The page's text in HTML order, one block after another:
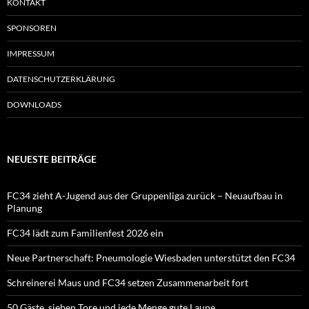
KONTAKT
SPONSOREN
IMPRESSUM
DATENSCHUTZERKLÄRUNG
DOWNLOADS
NEUESTE BEITRÄGE
FC34 zieht A-Jugend aus der Gruppenliga zurück – Neuaufbau in
Planung
FC34 lädt zum Familienfest 2026 ein
Neue Partnerschaft: Pneumologie Wiesbaden unterstützt den FC34
Schreinerei Maus und FC34 setzen Zusammenarbeit fort